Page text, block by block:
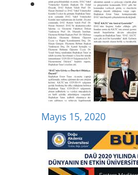
Mayıs 15, 2020